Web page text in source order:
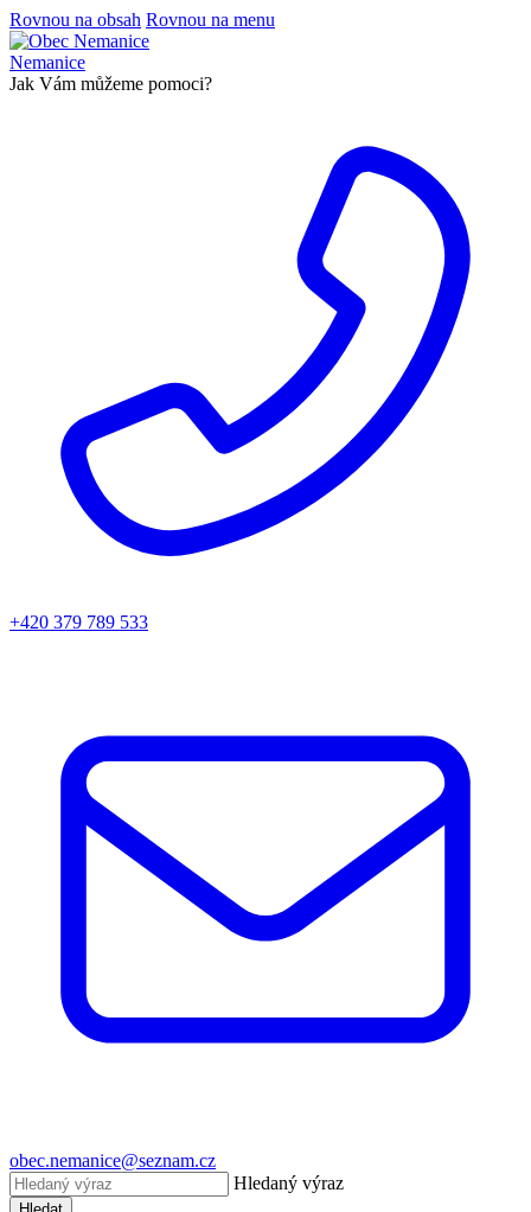
Rovnou na obsah Rovnou na menu
Nemanice
Jak Vám můžeme pomoci?
+420 379 789 533
obec.nemanice@seznam.cz
Hledaný výraz